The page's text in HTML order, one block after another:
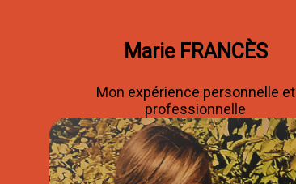
Marie FRANCÈS
Mon expérience personnelle et
professionnelle